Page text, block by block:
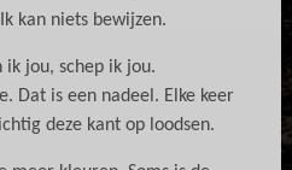
kan niets bewijzen.
ik jou, schep ik jou.
Dat is een nadeel. Elke keer
deze kant op loodsen.